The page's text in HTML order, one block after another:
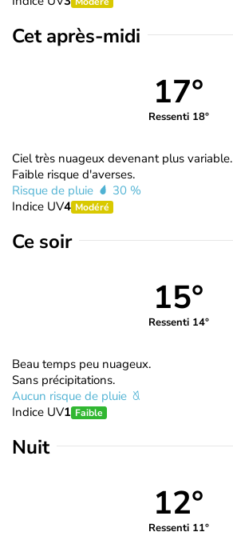
Cet après-midi
17°
Ressenti 18°
Ciel très nuageux devenant plus variable.
Faible risque d'averses.
Risque de pluie
30 %
Indice UV4 Modéré
Ce soir
15°
Ressenti 14°
Beau temps peu nuageux.
Sans précipitations.
Aucun risque de pluie
Indice UV1 Faible
Nuit
12°
Ressenti 11°